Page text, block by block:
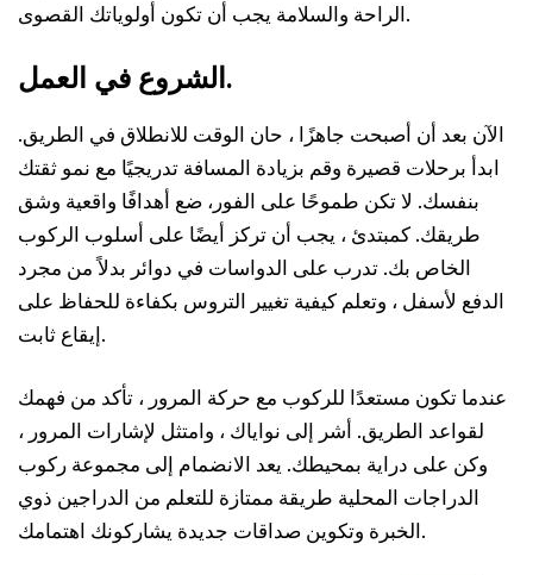
الراحة والسلامة يجب أن تكون أولوياتك القصوى.
الشروع في العمل.
الآن بعد أن أصبحت جاهزًا ، حان الوقت للانطلاق في الطريق.
ابدأ برحلات قصيرة وقم بزيادة المسافة تدريجيًا مع نمو ثقتك
بنفسك. لا تكن طموحًا على الفور، ضع أهدافًا واقعية وشق
طريقك. كمبتدئ ، يجب أن تركز أيضًا على أسلوب الركوب
الخاص بك. تدرب على الدواسات في دوائر بدلاً من مجرد
الدفع لأسفل ، وتعلم كيفية تغيير التروس بكفاءة للحفاظ على
إيقاع ثابت.
عندما تكون مستعدًا للركوب مع حركة المرور ، تأكد من فهمك
لقواعد الطريق. أشر إلى نواياك ، وامتثل لإشارات المرور ،
وكن على دراية بمحيطك. يعد الانضمام إلى مجموعة ركوب
الدراجات المحلية طريقة ممتازة للتعلم من الدراجين ذوي
الخبرة وتكوين صداقات جديدة يشاركونك اهتمامك.